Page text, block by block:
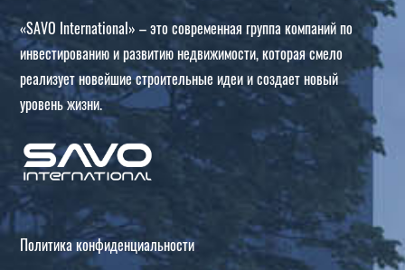
«SAVO International» – это современная группа компаний по
инвестированию и развитию недвижимости, которая смело
реализует новейшие строительные идеи и создает новый
уровень жизни.
Политика конфиденциальности